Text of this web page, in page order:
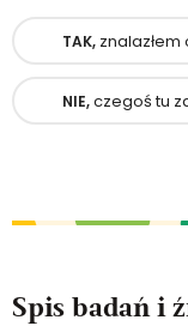
TAK,
NIE,czegoś tu
Spis badań i